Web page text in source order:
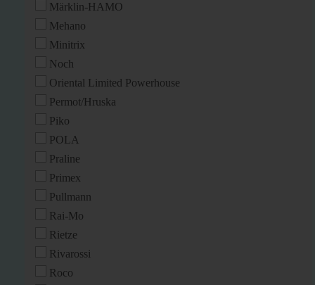
Märklin-HAMO
Mehano
Minitrix
Noch
Oriental Limited Powerhouse
Permot/Hruska
Piko
POLA
Praline
Primex
Pullmann
Rai-Mo
Rietze
Rivarossi
Roco